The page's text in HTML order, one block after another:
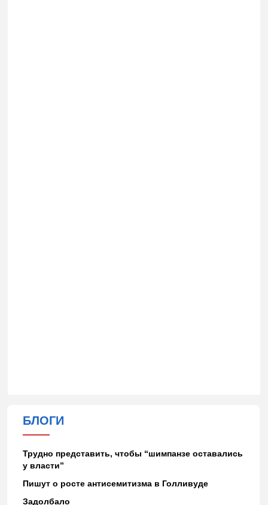
БЛОГИ
Трудно представить, чтобы “шимпанзе оставались
у власти”
Пишут о росте антисемитизма в Голливуде
Задолбало